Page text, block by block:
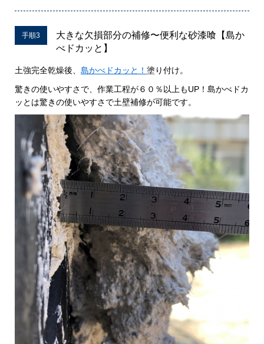
手順3
大きな欠損部分の補修〜便利な砂漆喰【島か
べドカッと】
土強完全乾燥後、 島かべドカッと！ 塗り付け。
驚きの使いやすさで、作業工程が６０％以上もUP！島かべドカ
ッとは驚きの使いやすさで土壁補修が可能です。